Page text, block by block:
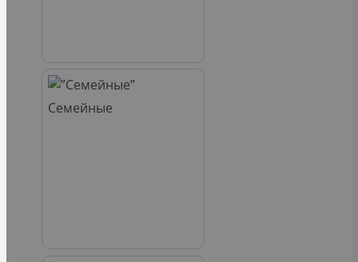
Семейные